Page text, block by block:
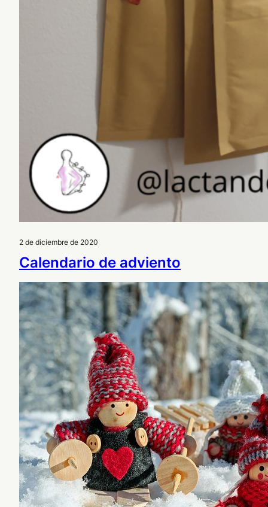
2 de diciembre de 2020
Calendario de adviento